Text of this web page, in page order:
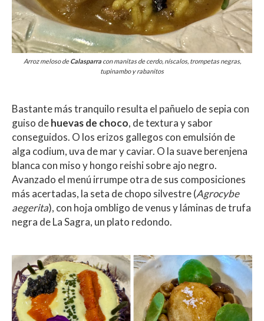
Arrozmeloso deCalasparracon manitas de cerdo, níscalos, trompetas negras,
tupinambo y rabanitos
Bastante más tranquilo resulta el pañuelo de sepia con
guiso dehuevas de choco, de textura y sabor
conseguidos. O los erizos gallegos con emulsión de
alga codium, uva de mar y caviar. O la suave berenjena
blanca con miso y hongo reishi sobre ajo negro.
Avanzado el menú irrumpe otra de sus composiciones
más acertadas, la seta de chopo silvestre (Agrocybe
aegerita), con hoja ombligo de venus y láminas de trufa
negra de La Sagra, un plato redondo.